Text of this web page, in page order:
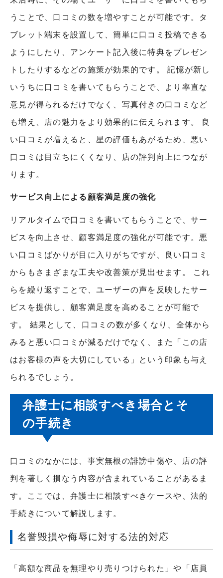
うことで、口コミの数を増やすことが可能です。タ
ブレット端末を設置して、簡単に口コミ投稿できる
ようにしたり、アンケート記入後に特典をプレゼン
トしたりするなどの施策が効果的です。 記憶が新し
いうちに口コミを書いてもらうことで、より率直な
意見が得られるだけでなく、写真付きの口コミなど
も増え、店の魅力をより効果的に伝えられます。 良
い口コミが増えると、星の評価もあがるため、悪い
口コミは目立ちにくくなり、店の評判向上につなが
ります。
サービス向上による顧客満足度の強化
リアルタイムで口コミを書いてもらうことで、サー
ビスを向上させ、顧客満足度の強化が可能です。悪
い口コミばかりが目に入りがちですが、良い口コミ
からもさまざまな工夫や改善策が見出せます。 これ
らを繰り返すことで、ユーザーの声を反映したサー
ビスを提供し、顧客満足度を高めることが可能で
す。 結果として、口コミの数が多くなり、全体から
みると悪い口コミが減るだけでなく、また「この店
はお客様の声を大切にしている」という印象も与え
られるでしょう。
弁護士に相談すべき場合とそ
の手続き
口コミのなかには、事実無根の誹謗中傷や、店の評
判を著しく損なう内容が含まれていることがあるま
す。ここでは、弁護士に相談すべきケースや、法的
手続きについて解説します。
名誉毀損や侮辱に対する法的対応
「高額な商品を無理やり売りつけられた」や「店員